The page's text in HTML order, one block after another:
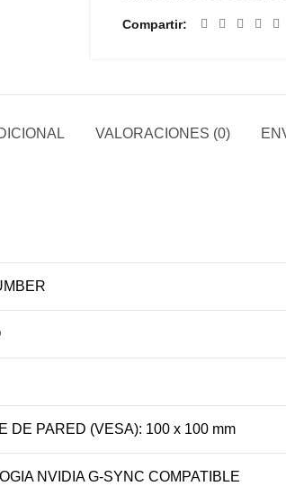
Compartir
VALORACIONES (0)
DE PARED (VESA): 100 x 100 mm
NVIDIA G-SYNC COMPATIBLE